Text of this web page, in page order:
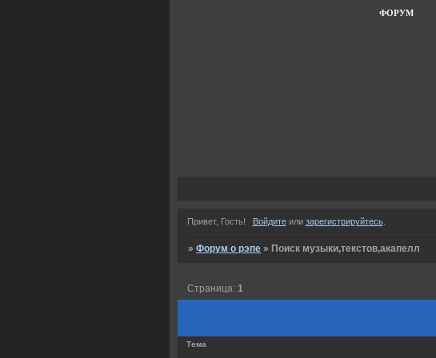
ФОРУМ
Привет, Гость! Войдитеили зарегистрируйтесь.
»Форум о рэпе » Поиск музыки,текстов,акапелл
Страница:1
Тема